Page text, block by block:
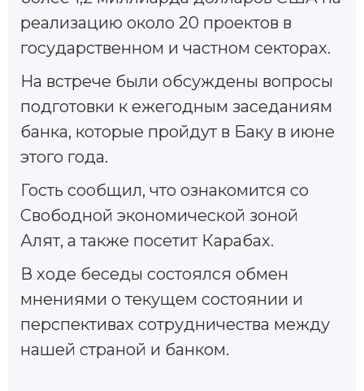
реализацию около 20 проектов в
государственном и частном секторах.
На встрече были обсуждены вопросы
подготовки к ежегодным заседаниям
банка, которые пройдут в Баку в июне
этого года.
Гость сообщил, что ознакомится со
Свободной экономической зоной
Алят, а также посетит Карабах.
В ходе беседы состоялся обмен
мнениями о текущем состоянии и
перспективах сотрудничества между
нашей страной и банком.